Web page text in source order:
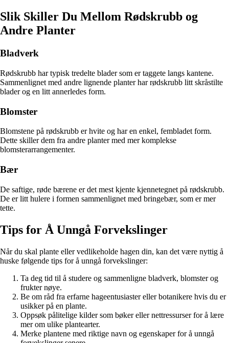
Slik Skiller Du Mellom Rødskrubb og
Andre Planter
Bladverk
Rødskrubb har typisk tredelte blader som er taggete langs kantene.
Sammenlignet med andre lignende planter har rødskrubb litt skråstilte
blader og en litt annerledes form.
Blomster
Blomstene på rødskrubb er hvite og har en enkel, fembladet form.
Dette skiller dem fra andre planter med mer komplekse
blomsterarrangementer.
Bær
De saftige, røde bærene er det mest kjente kjennetegnet på rødskrubb.
De er litt hulere i formen sammenlignet med bringebær, som er mer
tette.
Tips for Å Unngå Forvekslinger
Når du skal plante eller vedlikeholde hagen din, kan det være nyttig å
huske følgende tips for å unngå forvekslinger:
Ta deg tid til å studere og sammenligne bladverk, blomster og
frukter nøye.
Be om råd fra erfarne hageentusiaster eller botanikere hvis du er
usikker på en plante.
Oppsøk pålitelige kilder som bøker eller nettressurser for å lære
mer om ulike plantearter.
Merke plantene med riktige navn og egenskaper for å unngå